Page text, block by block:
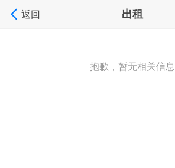
返回 出租
抱歉，暂无相关信息